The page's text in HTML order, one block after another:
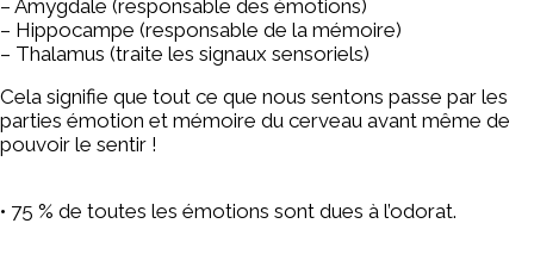
– Amygdale (responsable des émotions)
– Hippocampe (responsable de la mémoire)
– Thalamus (traite les signaux sensoriels)
Cela signifie que tout ce que nous sentons passe par les
parties émotion et mémoire du cerveau avant même de
pouvoir le sentir !
• 75 % de toutes les émotions sont dues à l’odorat.